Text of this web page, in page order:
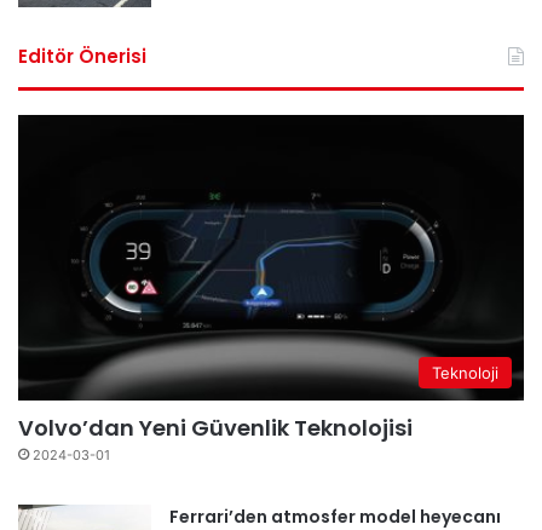
Editör Önerisi
Teknoloji
Volvo’dan Yeni Güvenlik Teknolojisi
2024-03-01
Ferrari’den atmosfer model heyecanı